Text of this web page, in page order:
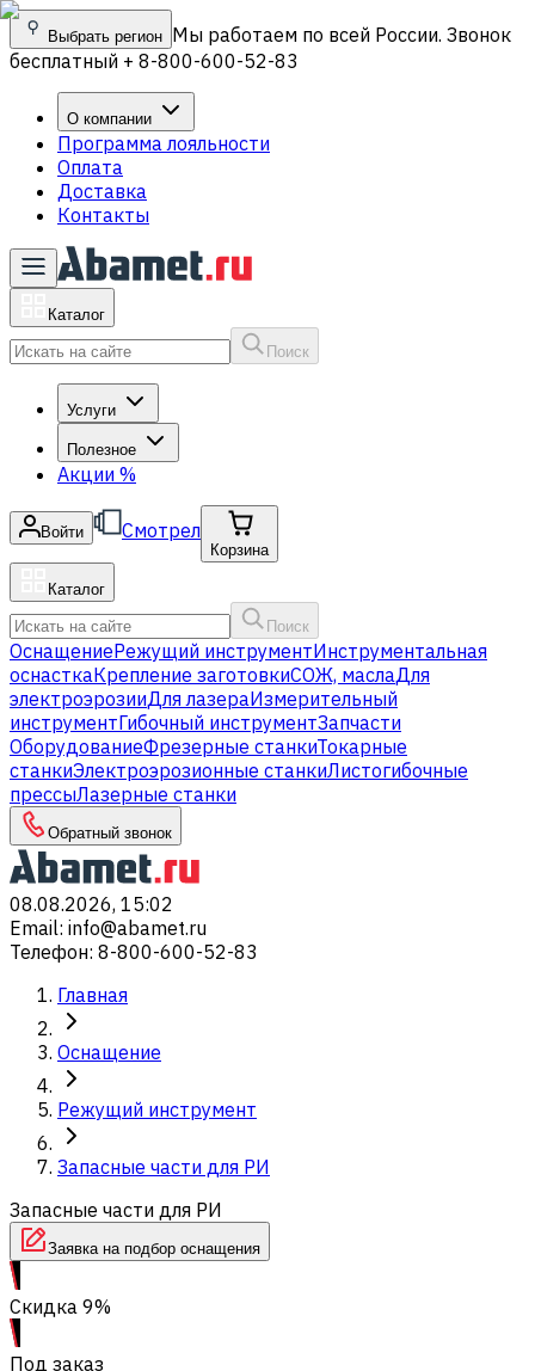
Выбрать регион Мы работаем по всей России. Звонок
бесплатный + 8-800-600-52-83
О компании
Программа лояльности
Оплата
Доставка
Контакты
Каталог
Поиск
Услуги
Полезное
Акции %
Войти Смотрел
Корзина
Каталог
Поиск
ОснащениеРежущий инструментИнструментальная
оснасткаКрепление заготовкиСОЖ, маслаДля
электроэрозииДля лазераИзмерительный
инструментГибочный инструментЗапчасти
ОборудованиеФрезерные станкиТокарные
станкиЭлектроэрозионные станкиЛистогибочные
прессыЛазерные станки
Обратный звонок
08.08.2026, 15:02
Email: info@abamet.ru
Телефон: 8-800-600-52-83
Главная
Оснащение
Режущий инструмент
Запасные части для РИ
Запасные части для РИ
Заявка на подбор оснащения
Скидка 9%
Под заказ